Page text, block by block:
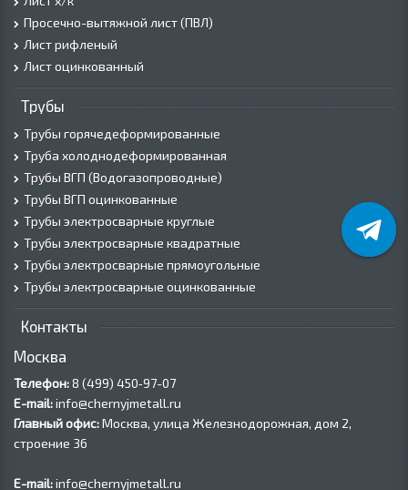
Просечно-вытяжной лист (ПВЛ)
Лист рифленый
Лист оцинкованный
Трубы
Трубы горячедеформированные
Труба холоднодеформированная
Трубы ВГП (Водогазопроводные)
Трубы ВГП оцинкованные
Трубы электросварные круглые
Трубы электросварные квадратные
Трубы электросварные прямоугольные
Трубы электросварные оцинкованные
Контакты
Москва
Телефон:8 (499) 450‑97-07
E-mail:info@chernyjmetall.ru
Главный офис:Москва, улица Железнодорожная, дом 2,
строение 36
E-mail:info@chernyjmetall.ru